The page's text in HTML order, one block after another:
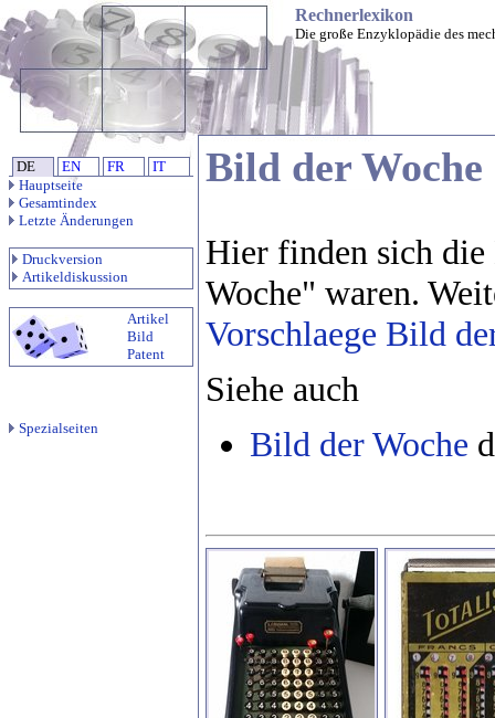
Rechnerlexikon
Die große Enzyklopädie des
DE EN FR
IT
Hauptseite
Gesamtindex
Letzte Änderungen
Druckversion
Artikeldiskussion
Artikel
Bild
Patent
Spezialseiten
Bild der
Hier finden sich
Woche" waren.
Vorschlaege Bild
Siehe auch
Bild der Woche